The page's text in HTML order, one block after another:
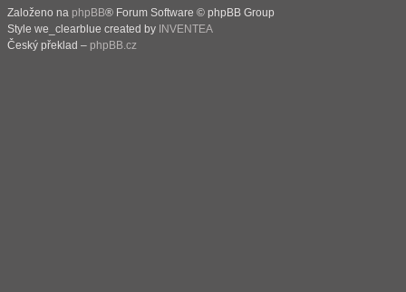
Založeno na phpBB® Forum Software © phpBB Group
Style we_clearblue created by INVENTEA
Český překlad – phpBB.cz